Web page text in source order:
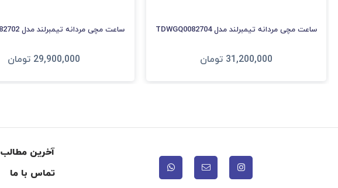
ساعت مچی مردانه تیمبرلند مدل TDWGQ0082704
31,200,000 تومان
ساعت مچی مردانه تیمبرلند مدل TDWGQ0082702
29,900,000 تومان
آخرین مطالب
تماس با ما